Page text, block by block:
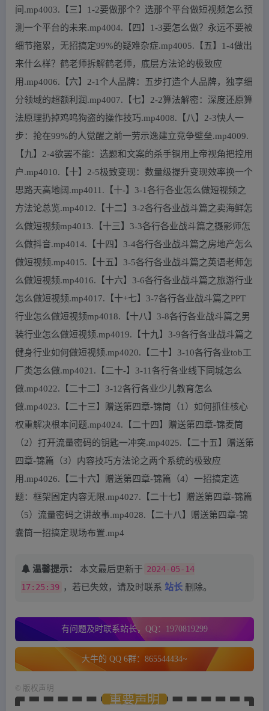
间.mp4003.【三】1-2要做那个？选那个平台做短视频怎么预
测一个平台的未来.mp4004.【四】1-3要怎么做？永远不要被
细节拖累，无招搞定99%的疑难杂症.mp4005.【五】1-4做出
来什么样？鹤老师拆解鹤老师，底层方法论的极致应
用.mp4006.【六】2-1个人品牌：五步打造个人品牌，独享细
分领域的超额利润.mp4007.【七】2-2算法解密：深度还原算
法原理扔掉鸡鸣狗盗的操作技巧.mp4008.【八】2-3快人一
步：抢在99%的人觉醒之前一劳示逸建立竞争壁垒.mp4009.
【九】2-4欲罢不能：选题和文案的杀手铜用上帝视角把控用
户.mp4010.【十】2-5极致变现：数量级提升变现效率换一个
思路天高地阔.mp4011.【十-】3-1各行各业怎么做短视频之
方法论总览.mp4012.【十二】3-2各行各业战斗篇之卖海鲜怎
么做短视频mp4013.【十三】3-3各行各业战斗篇之摄影师怎
么做抖音.mp4014.【十四】3-4各行各业战斗篇之房地产怎么
做短视频.mp4015.【十五】3-5各行各业战斗篇之英语老师怎
么做短视频.mp4016.【十六】3-6各行各业战斗篇之旅游行业
怎么做短视频.mp4017.【十+七】3-7各行各业战斗篇之PPT
行业怎么做短视频mp4018.【十八】3-8各行各业战斗篇之男
装行业怎么做短视频.mp4019.【十九】3-9各行各业战斗篇之
健身行业如何做短视频.mp4020.【二十】3-10各行各业tob工
厂类怎么做.mp4021.【二十-】3-11各行各业线下同城怎么
做.mp4022.【二十二】3-12各行各业少儿教育怎么
做.mp4023.【二十三】赠送第四章-锦筒（1）如何抓住核心
权重解决根本问题.mp4024.【二十四】赠送第四章-锦麦筒
（2）打开流量密码的钥匙一冲突.mp4025.【二十五】赠送第
四章-锦篇（3）内容技巧方法论之两个系统的极致应
用.mp4026.【二十六】赠送第四章-锦篇（4）一招搞定选
题：框架固定内容无限.mp4027.【二十七】赠送第四章-锦篇
（5）流量密码之讲故事.mp4028.【二十八】赠送第四章-锦
囊筒一招搞定现场布置.mp4
温馨提示： 本文最后更新于 2024-05-14
17:25:39 ，若已失效，请及时联系 站长 删除。
有问题及时联系站长，QQ：1970819299
大牛的 QQ 6群：865544434~
版权声明
重要声明